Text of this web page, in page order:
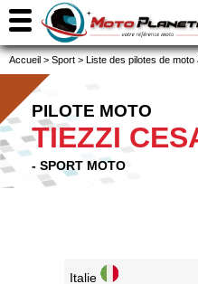
Accueil > Sport > Liste des pilotes de
PILOTE MOTO
TIEZZI
- SPORT MOTO
Italie